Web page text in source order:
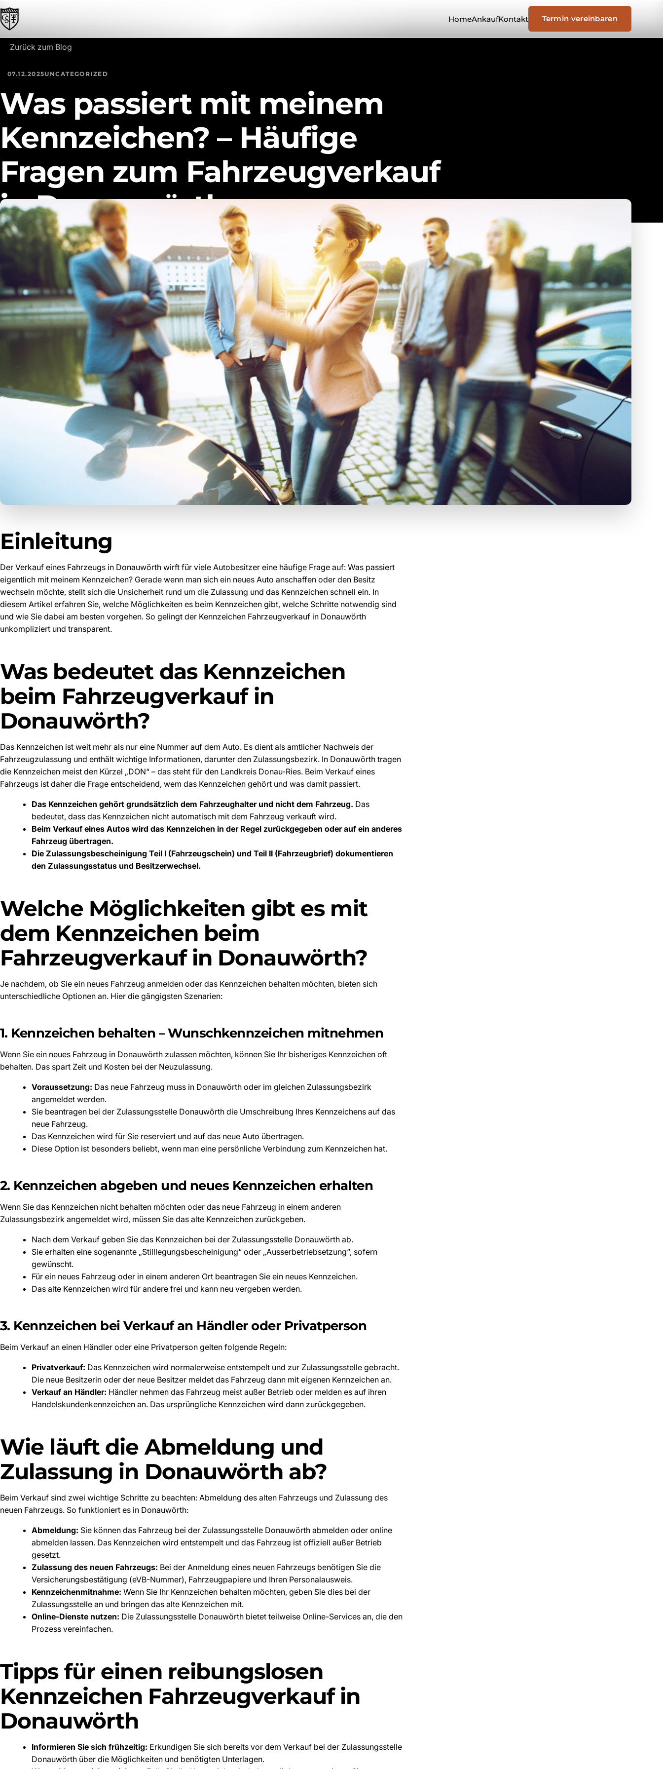
Zum Inhalt springen
HomeAnkaufKontakt Termin vereinbaren
Zurück zum Blog
07.12.2025UNCATEGORIZED
Was passiert mit meinem
Kennzeichen? – Häufige
Fragen zum Fahrzeugverkauf
in Donauwörth
Einleitung
Der Verkauf eines Fahrzeugs in Donauwörth wirft für viele Autobesitzer eine häufige Frage auf: Was passiert
eigentlich mit meinem Kennzeichen? Gerade wenn man sich ein neues Auto anschaffen oder den Besitz
wechseln möchte, stellt sich die Unsicherheit rund um die Zulassung und das Kennzeichen schnell ein. In
diesem Artikel erfahren Sie, welche Möglichkeiten es beim Kennzeichen gibt, welche Schritte notwendig sind
und wie Sie dabei am besten vorgehen. So gelingt der Kennzeichen Fahrzeugverkauf in Donauwörth
unkompliziert und transparent.
Was bedeutet das Kennzeichen
beim Fahrzeugverkauf in
Donauwörth?
Das Kennzeichen ist weit mehr als nur eine Nummer auf dem Auto. Es dient als amtlicher Nachweis der
Fahrzeugzulassung und enthält wichtige Informationen, darunter den Zulassungsbezirk. In Donauwörth tragen
die Kennzeichen meist den Kürzel „DON“ – das steht für den Landkreis Donau-Ries. Beim Verkauf eines
Fahrzeugs ist daher die Frage entscheidend, wem das Kennzeichen gehört und was damit passiert.
Das Kennzeichen gehört grundsätzlich dem Fahrzeughalter und nicht dem Fahrzeug. Das
bedeutet, dass das Kennzeichen nicht automatisch mit dem Fahrzeug verkauft wird.
Beim Verkauf eines Autos wird das Kennzeichen in der Regel zurückgegeben oder auf ein anderes
Fahrzeug übertragen.
Die Zulassungsbescheinigung Teil I (Fahrzeugschein) und Teil II (Fahrzeugbrief) dokumentieren
den Zulassungsstatus und Besitzerwechsel.
Welche Möglichkeiten gibt es mit
dem Kennzeichen beim
Fahrzeugverkauf in Donauwörth?
Je nachdem, ob Sie ein neues Fahrzeug anmelden oder das Kennzeichen behalten möchten, bieten sich
unterschiedliche Optionen an. Hier die gängigsten Szenarien:
1. Kennzeichen behalten – Wunschkennzeichen mitnehmen
Wenn Sie ein neues Fahrzeug in Donauwörth zulassen möchten, können Sie Ihr bisheriges Kennzeichen oft
behalten. Das spart Zeit und Kosten bei der Neuzulassung.
Voraussetzung: Das neue Fahrzeug muss in Donauwörth oder im gleichen Zulassungsbezirk
angemeldet werden.
Sie beantragen bei der Zulassungsstelle Donauwörth die Umschreibung Ihres Kennzeichens auf das
neue Fahrzeug.
Das Kennzeichen wird für Sie reserviert und auf das neue Auto übertragen.
Diese Option ist besonders beliebt, wenn man eine persönliche Verbindung zum Kennzeichen hat.
2. Kennzeichen abgeben und neues Kennzeichen erhalten
Wenn Sie das Kennzeichen nicht behalten möchten oder das neue Fahrzeug in einem anderen
Zulassungsbezirk angemeldet wird, müssen Sie das alte Kennzeichen zurückgeben.
Nach dem Verkauf geben Sie das Kennzeichen bei der Zulassungsstelle Donauwörth ab.
Sie erhalten eine sogenannte „Stilllegungsbescheinigung“ oder „Ausserbetriebsetzung“, sofern
gewünscht.
Für ein neues Fahrzeug oder in einem anderen Ort beantragen Sie ein neues Kennzeichen.
Das alte Kennzeichen wird für andere frei und kann neu vergeben werden.
3. Kennzeichen bei Verkauf an Händler oder Privatperson
Beim Verkauf an einen Händler oder eine Privatperson gelten folgende Regeln:
Privatverkauf: Das Kennzeichen wird normalerweise entstempelt und zur Zulassungsstelle gebracht.
Die neue Besitzerin oder der neue Besitzer meldet das Fahrzeug dann mit eigenen Kennzeichen an.
Verkauf an Händler: Händler nehmen das Fahrzeug meist außer Betrieb oder melden es auf ihren
Handelskundenkennzeichen an. Das ursprüngliche Kennzeichen wird dann zurückgegeben.
Wie läuft die Abmeldung und
Zulassung in Donauwörth ab?
Beim Verkauf sind zwei wichtige Schritte zu beachten: Abmeldung des alten Fahrzeugs und Zulassung des
neuen Fahrzeugs. So funktioniert es in Donauwörth:
Abmeldung: Sie können das Fahrzeug bei der Zulassungsstelle Donauwörth abmelden oder online
abmelden lassen. Das Kennzeichen wird entstempelt und das Fahrzeug ist offiziell außer Betrieb
gesetzt.
Zulassung des neuen Fahrzeugs: Bei der Anmeldung eines neuen Fahrzeugs benötigen Sie die
Versicherungsbestätigung (eVB-Nummer), Fahrzeugpapiere und Ihren Personalausweis.
Kennzeichenmitnahme: Wenn Sie Ihr Kennzeichen behalten möchten, geben Sie dies bei der
Zulassungsstelle an und bringen das alte Kennzeichen mit.
Online-Dienste nutzen: Die Zulassungsstelle Donauwörth bietet teilweise Online-Services an, die den
Prozess vereinfachen.
Tipps für einen reibungslosen
Kennzeichen Fahrzeugverkauf in
Donauwörth
Informieren Sie sich frühzeitig: Erkundigen Sie sich bereits vor dem Verkauf bei der Zulassungsstelle
Donauwörth über die Möglichkeiten und benötigten Unterlagen.